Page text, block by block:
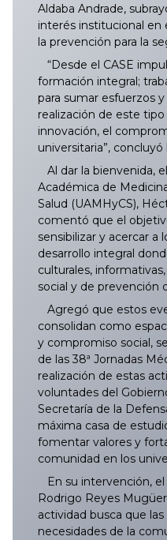
Aldaba Andrade,
interés institucional en
la prevención para la
“Desde el CASE
formación integral;
para sumar esfuerzos
realización de este
innovación, el
universitaria”, concluyó
Al dar la bienvenida,
Académica de
Salud (UAMHyCS),
comentó que el
sensibilizar y acercar a
desarrollo integral
culturales,
social y de prevención
Agregó que estos
consolidan como
y compromiso social,
de las 38ª Jornadas
realización de estas
voluntades del
Secretaría de la
máxima casa de
fomentar valores y
comunidad en los
En su intervención,
Rodrigo Reyes
actividad busca que
necesidades de la